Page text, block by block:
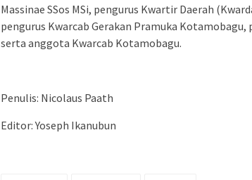
Massinae SSos MSi, pengurus Kwartir Daerah
pengurus Kwarcab Gerakan Pramuka
serta anggota Kwarcab Kotamobagu.
Penulis: Nicolaus Paath
Editor: Yoseph Ikanubun